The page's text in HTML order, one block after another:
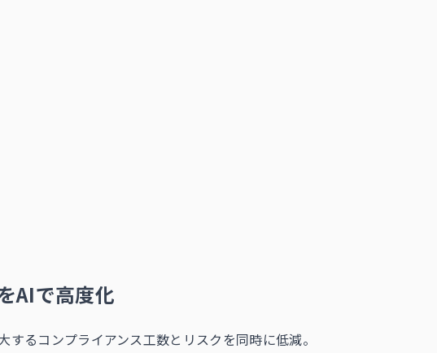
AIで高度化
るコンプライアンス工数とリスクを同時に低減。